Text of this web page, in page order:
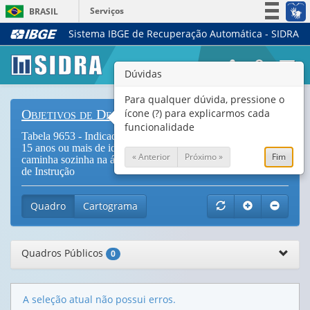
BRASIL
Serviços
Simplifique!
Legislação
Canais
Sistema IBGE de Recuperação Automática - SIDRA
Objetivos de Desenvolvimento Sustentável
Tabela 9653 - Indicador 16.1.4 - Proporção da população de
15 anos ou mais de idade que se sente segura quando
caminha sozinha na área onde vive durante a noite, por nível
de Instrução
Quadro Cartograma
Quadros Públicos 0
A seleção atual não possui erros.
Dúvidas
Para qualquer dúvida, pressione o
ícone (?) para explicarmos cada
funcionalidade
« Anterior Próximo » Fim